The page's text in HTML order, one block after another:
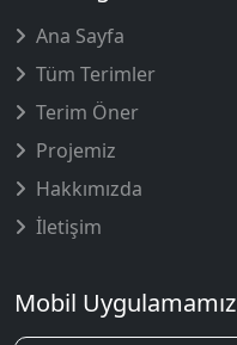
Ana Sayfa
Tüm Terimler
Terim Öner
Projemiz
Hakkımızda
İletişim
Mobil Uygulamamız